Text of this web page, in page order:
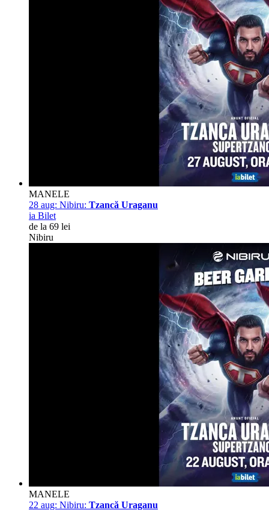
MANELE
28 aug: Nibiru: Tzancă Uraganu
ia Bilet
de la 69 lei
Nibiru
MANELE
22 aug: Nibiru: Tzancă Uraganu